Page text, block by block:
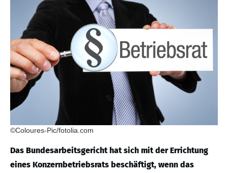
©Coloures-Pic/fotolia.com
Das Bundesarbeitsgericht hat sich mit der Errichtung
eines Konzernbetriebsrats beschäftigt, wenn das